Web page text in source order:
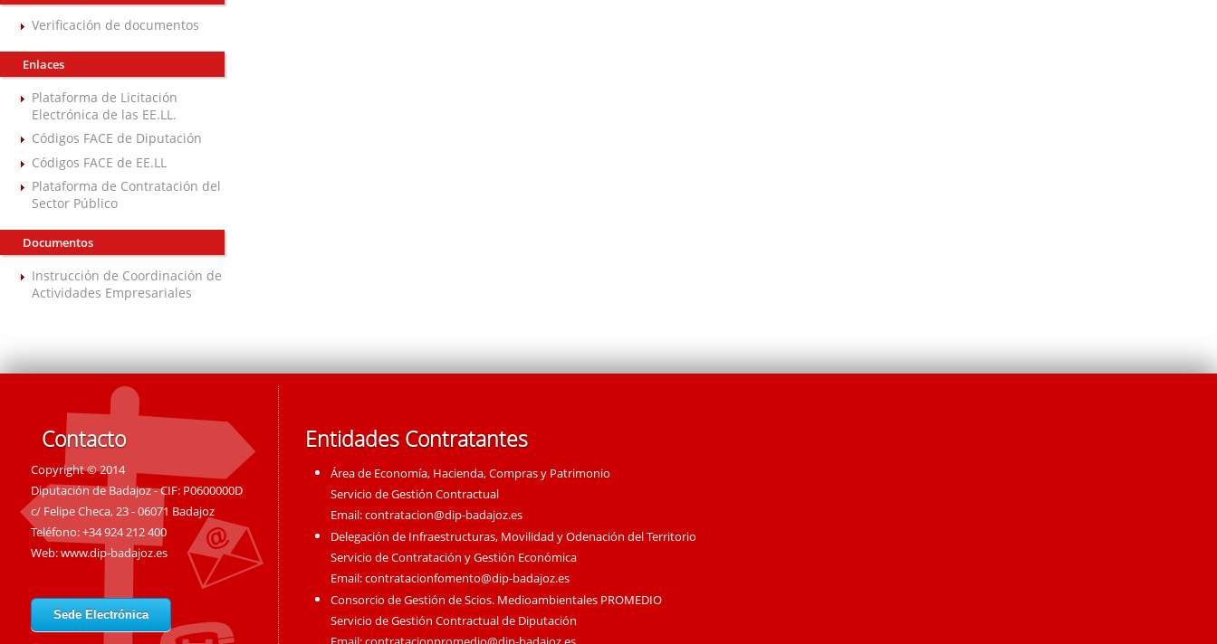
Verificación de documentos
Enlaces
Plataforma de Licitación
Electrónica de las EE.LL.
Códigos FACE de Diputación
Códigos FACE de EE.LL
Plataforma de Contratación del
Sector Público
Documentos
Instrucción de Coordinación de
Actividades Empresariales
Contacto
Copyright © 2014
Diputación de Badajoz - CIF: P0600000D
c/ Felipe Checa, 23 - 06071 Badajoz
Teléfono: +34 924 212 400
Web:www.dip-badajoz.es
Sede Electrónica
Entidades Contratantes
Área de Economía, Hacienda, Compras y Patrimonio
Servicio de Gestión Contractual
Email:contratacion@dip-badajoz.es
Delegación de Infraestructuras, Movilidad y Odenación del Territorio
Servicio de Contratación y Gestión Económica
Email:contratacionfomento@dip-badajoz.es
Consorcio de Gestión de Scios. Medioambientales PROMEDIO
Servicio de Gestión Contractual de Diputación